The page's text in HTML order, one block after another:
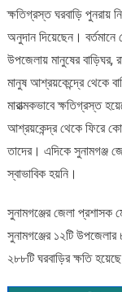
ক্ষতিগ্রস্ত ঘরবাড়ি পুনরায়
অনুদান দিয়েছেন।
উপজেলায় মানুষের বাড়িঘর,
মানুষ আশ্রয়কেন্দ্রে থেকে
মারাত্মকভাবে ক্ষতিগ্রস্ত
আশ্রয়কেন্দ্র থেকে ফিরে
তাদের। এদিকে সুনামগঞ্জ
স্বাভাবিক হয়নি।
সুনামগঞ্জের জেলা প্রশাসক
সুনামগঞ্জের ১২টি
২৮৮টি ঘরবাড়ির ক্ষতি